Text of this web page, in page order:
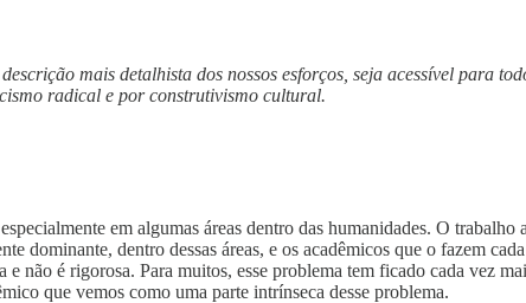
mais detalhista dos nossos esforços, seja acessível
radical e por construtivismo cultural.
em algumas áreas dentro das humanidades. O
dominante, dentro dessas áreas, e os acadêmicos que o fazem
não é rigorosa. Para muitos, esse problema tem ficado cada vez
que vemos como uma parte intrínseca desse problema.